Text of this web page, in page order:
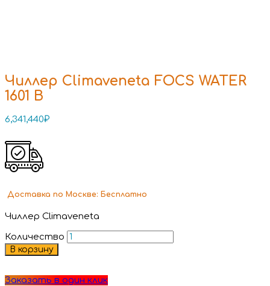
Чиллер Climaveneta FOCS WATER
1601 B
6,341,440₽
Доставка по Москве: Бесплатно
Чиллер Climaveneta
Количество
В корзину
Заказать в один клик